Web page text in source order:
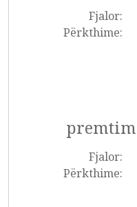
Fjalor:
Përkthime:
Fjalor:
Përkthime: